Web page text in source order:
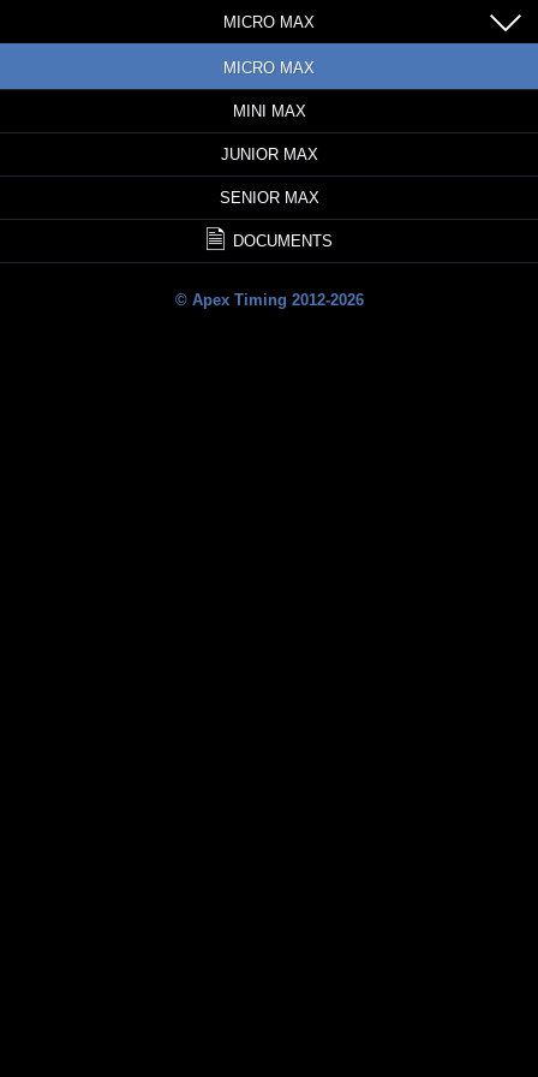
MICRO MAX
MICRO MAX
MINI MAX
JUNIOR MAX
SENIOR MAX
DOCUMENTS
© Apex Timing 2012-2026